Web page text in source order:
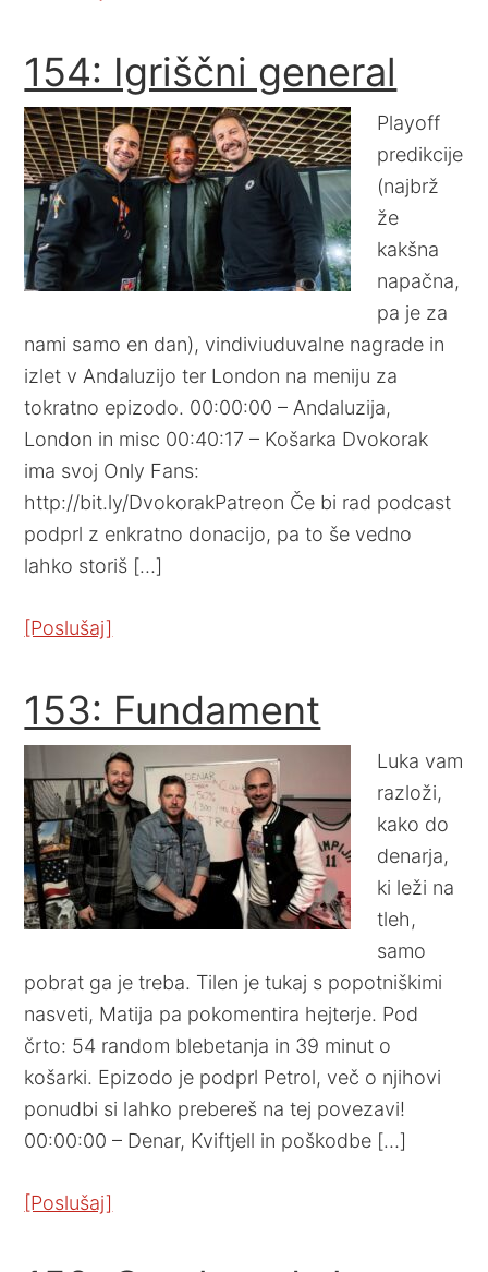
154: Igriščni general
Playoff
predikcije
(najbrž
že
kakšna
napačna,
pa je za
nami samo en dan), vindiviuduvalne nagrade in
izlet v Andaluzijo ter London na meniju za
tokratno epizodo. 00:00:00 – Andaluzija,
London in misc 00:40:17 – Košarka Dvokorak
ima svoj Only Fans:
http://bit.ly/DvokorakPatreon Če bi rad podcast
podprl z enkratno donacijo, pa to še vedno
lahko storiš […]
[Poslušaj]
153: Fundament
Luka vam
razloži,
kako do
denarja,
ki leži na
tleh,
samo
pobrat ga je treba. Tilen je tukaj s popotniškimi
nasveti, Matija pa pokomentira hejterje. Pod
črto: 54 random blebetanja in 39 minut o
košarki. Epizodo je podprl Petrol, več o njihovi
ponudbi si lahko prebereš na tej povezavi!
00:00:00 – Denar, Kviftjell in poškodbe […]
[Poslušaj]